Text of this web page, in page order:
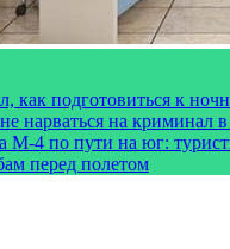
как подготовиться к
нарваться на криминал
М-4 по пути на юг:
перед полетом